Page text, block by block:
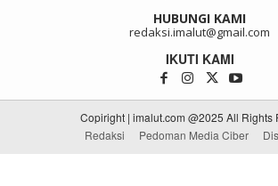
HUBUNGI KAMI
redaksi.imalut@gmail.com
IKUTI KAMI
Copiright | imalut.com @2025 All Rights
Redaksi
Pedoman Media Ciber